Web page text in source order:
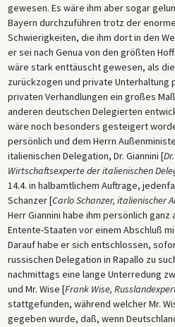
gewesen. Es wäre ihm aber sogar
Bayern durchzuführen trotz der
Schwierigkeiten, die ihm dort in den
er sei nach Genua von den größten
wäre stark enttäuscht gewesen, als
zurückzogen und private Unterhaltung
privaten Verhandlungen ein großes
anderen deutschen Delegierten
wäre noch besonders gesteigert
persönlich und dem Herrn
italienischen Delegation, Dr. Giannini [
Wirtschaftsexperte der italienischen
14.4. in halbamtlichem Auftrage,
Schanzer [Carlo Schanzer, italienischer
Herr Giannini habe ihm persönlich
Entente-Staaten vor einem Abschluß
Darauf habe er sich entschlossen,
russischen Delegation in Rapallo zu
nachmittags eine lange Unterredung
und Mr. Wise [Frank Wise,
stattgefunden, während welcher Mr.
gegeben wurde, daß, wenn